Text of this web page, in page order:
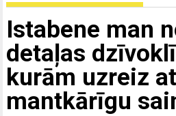
Istabene man
detaļas
kurām uzreiz
mantkārīgu